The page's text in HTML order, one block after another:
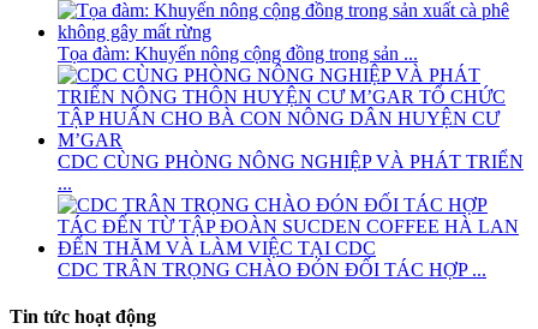
Tọa đàm: Khuyến nông cộng đồng trong sản ...
CDC CÙNG PHÒNG NÔNG NGHIỆP VÀ PHÁT TRIỂN
...
CDC TRÂN TRỌNG CHÀO ĐÓN ĐỐI TÁC HỢP ...
Tin tức hoạt động